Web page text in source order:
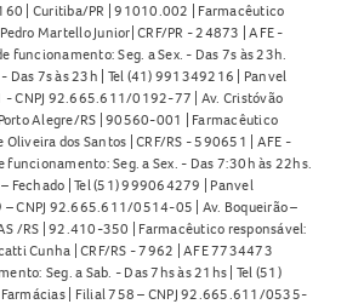
| Curitiba/PR | 91010.002 | Farmacêutico
Martello Junior| CRF/PR - 24873 | AFE -
funcionamento: Seg. a Sex. - Das 7s às 23h.
Das 7s às 23h | Tel (41) 991349216 | Panvel
- CNPJ 92.665.611/0192-77 | Av. Cristóvão
Alegre/RS | 90560-001 | Farmacêutico
dos Santos | CRF/RS - 590651 | AFE -
Seg. a Sex. - Das 7:30h às 22hs.
Fechado | Tel (51) 999064279 | Panvel
– CNPJ 92.665.611/0514-05 | Av. Boqueirão –
/RS | 92.410-350 | Farmacêutico responsável:
Cunha | CRF/RS - 7962 | AFE 7734473
Seg. a Sab. - Das 7hs às 21hs | Tel (51)
| Filial 758 – CNPJ 92.665.611/0535-